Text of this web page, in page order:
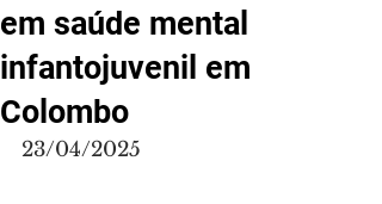
em saúde mental
infantojuvenil em
Colombo
23/04/2025